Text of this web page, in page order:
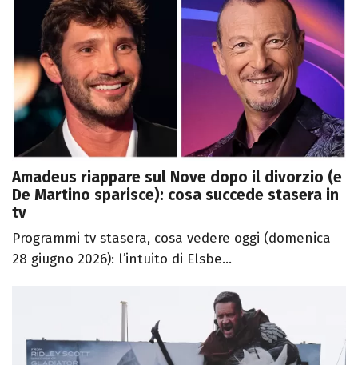
Amadeus riappare sul Nove dopo il divorzio (e
De Martino sparisce): cosa succede stasera in
tv
Programmi tv stasera, cosa vedere oggi (domenica
28 giugno 2026): l’intuito di Elsbe...